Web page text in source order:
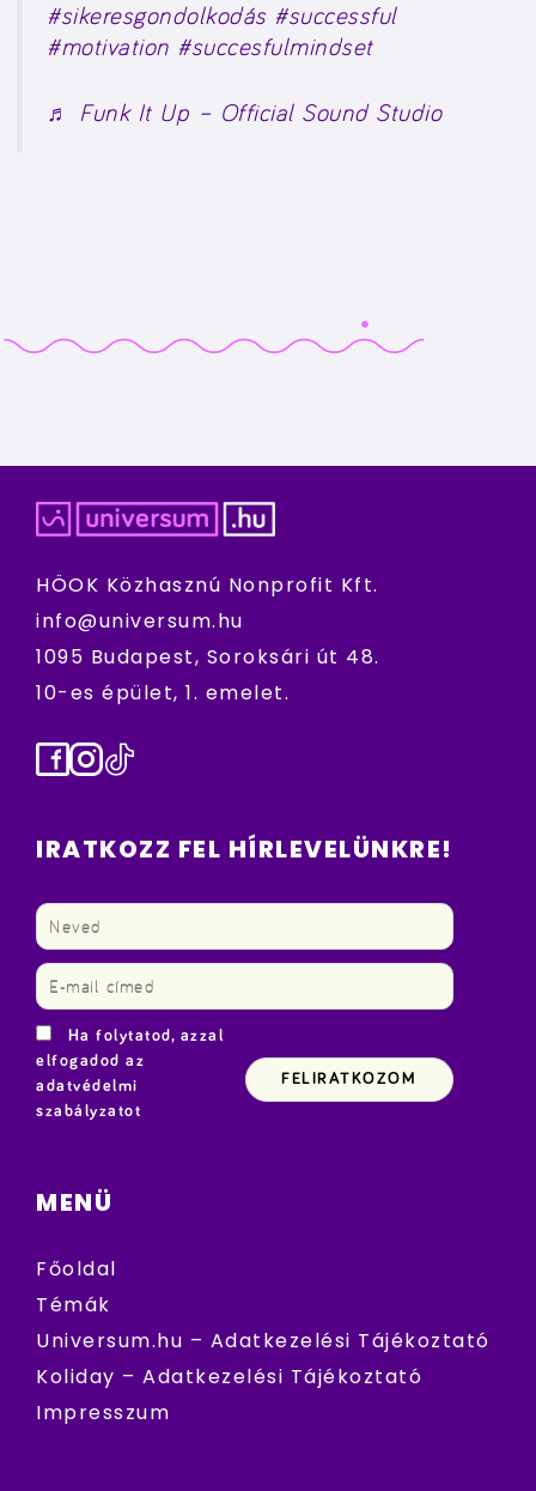
#sikeresgondolkodás #successful
#motivation #succesfulmindset
♬ Funk It Up – Official Sound Studio
HÖOK Közhasznú Nonprofit Kft.
info@universum.hu
1095 Budapest, Soroksári út 48.
10-es épület, 1. emelet.
Facebook
Instagram
TikTok
IRATKOZZ FEL HÍRLEVELÜNKRE!
Ha folytatod, azzal
elfogadod az
adatvédelmi
szabályzatot
MENÜ
Főoldal
Témák
Universum.hu – Adatkezelési Tájékoztató
Koliday – Adatkezelési Tájékoztató
Impresszum